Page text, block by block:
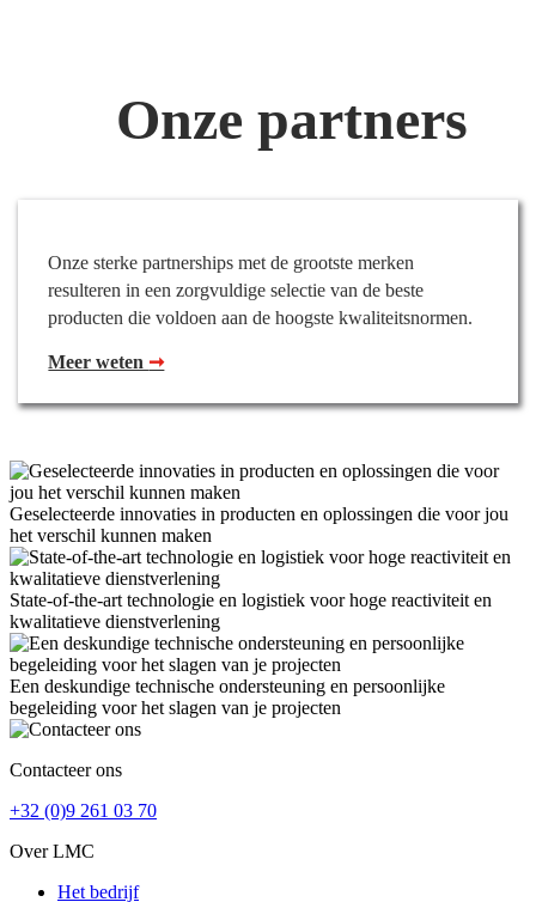
Onze partners
Onze sterke partnerships met de grootste merken
resulteren in een zorgvuldige selectie van de beste
producten die voldoen aan de hoogste kwaliteitsnormen.
Meer weten ➞
Geselecteerde innovaties in producten en oplossingen die voor jou
het verschil kunnen maken
State-of-the-art technologie en logistiek voor hoge reactiviteit en
kwalitatieve dienstverlening
Een deskundige technische ondersteuning en persoonlijke
begeleiding voor het slagen van je projecten
Contacteer ons
+32 (0)9 261 03 70
Over LMC
Het bedrijf